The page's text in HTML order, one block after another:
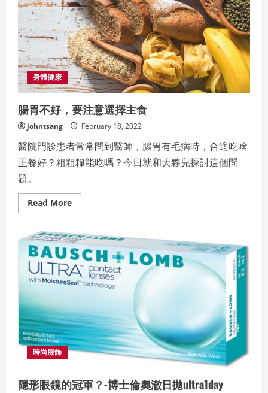
雇
6
數
萬
人，
香
港
補
習
領
域
疫
市
再
身體健康
腸胃不好，要注意選擇主食
johntsang February 18, 2022
醫院門診患者常常問到醫師，腸胃有毛病時，合適吃啥
正餐好？粗粗糧能吃嗎？今日就和大夥兒探討這個問
題。
Read MoreRead
more
胃
不
好，
要
注
意
選
食
時尚服飾
隱形眼鏡的冠軍？-博士倫奧澈日拋ultra1day